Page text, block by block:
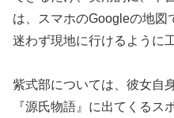
は、スマホのGoogleの地図
迷わず現地に行けるように
紫式部については、彼女自
『源氏物語』に出てくるス